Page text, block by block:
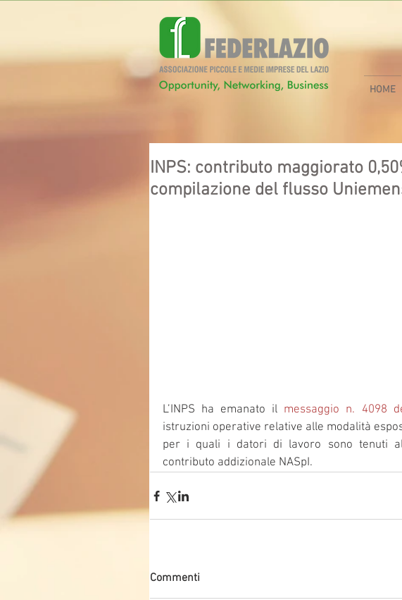
HOME
INPS: contributo maggiorato
compilazione del flusso
L’INPS ha emanato il messaggio n. 4098
istruzioni operative relative alle modalità
per i quali i datori di lavoro sono tenuti
contributo addizionale NASpI.
Commenti